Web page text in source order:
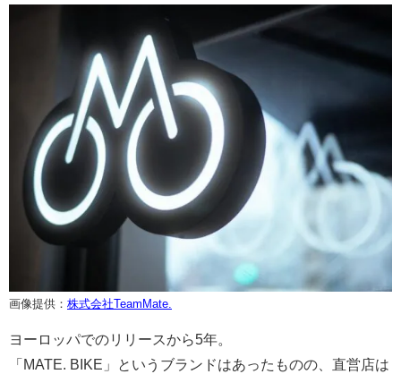
画像提供： 株式会社TeamMate.
ヨーロッパでのリリースから5年。
「MATE. BIKE」というブランドはあったものの、直営店は